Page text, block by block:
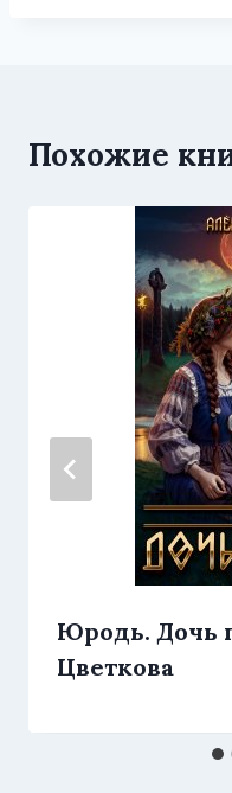
Похожие
Юродь. Дочь
Цветкова